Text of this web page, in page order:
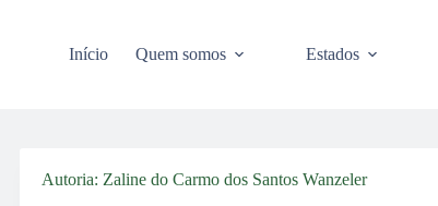
Início Quem somos Estados
Autoria Zaline do Carmo dos Santos Wanzeler